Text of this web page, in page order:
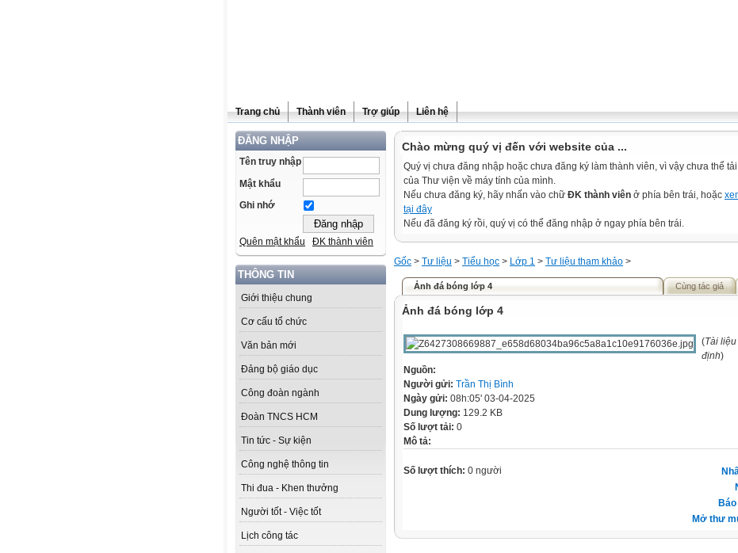
Trang chủ Thành viên Trợ giúp Liên hệ
ĐĂNG NHẬP
Tên truy nhập
Mật khẩu
Ghi nhớ
Quên mật khẩu ĐK thành viên
THÔNG TIN
Giới thiệu chung
Cơ cấu tổ chức
Văn bản mới
Đảng bộ giáo dục
Công đoàn ngành
Đoàn TNCS HCM
Tin tức - Sự kiện
Công nghệ thông tin
Thi đua - Khen thưởng
Người tốt - Việc tốt
Lịch công tác
Chào mừng quý vị đến với website của ...
Quý vị chưa đăng nhập hoặc chưa đăng ký làm thành viên, vì vậy chưa thể
của Thư viện về máy tính của mình.
Nếu chưa đăng ký, hãy nhấn vào chữ ĐK thành viên ở phía bên trái, hoặc
tại đây
Nếu đã đăng ký rồi, quý vị có thể đăng nhập ở ngay phía bên trái.
Gốc > Tư liệu > Tiểu học > Lớp 1 > Tư liệu tham khảo >
Ảnh đá bóng lớp 4 Cùng tác giả
Ảnh đá bóng lớp 4
(Tài
định)
Nguồn:
Người gửi: Trần Thị Bình
Ngày gửi: 08h:05' 03-04-2025
Dung lượng: 129.2 KB
Số lượt tải: 0
Mô tả:
Mở thư
Số lượt thích: 0 người